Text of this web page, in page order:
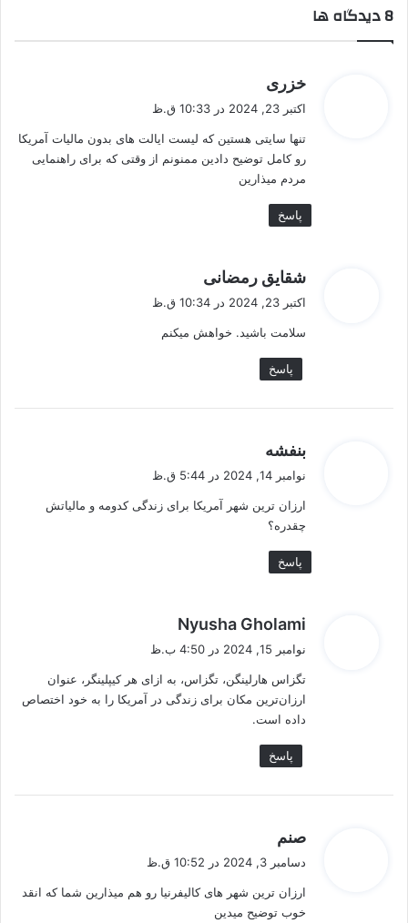
‫8 دیدگاه ها
خزری
:
اکتبر 23, 2024 در 10:33 ق.ظ
تنها سایتی هستین که لیست ایالت های بدون مالیات آمریکا
رو کامل توضیح دادین ممنونم از وقتی که برای راهنمایی
مردم میذارین
پاسخ
شقایق رمضانی
:
اکتبر 23, 2024 در 10:34 ق.ظ
سلامت باشید. خواهش میکنم
پاسخ
بنفشه
:
نوامبر 14, 2024 در 5:44 ق.ظ
ارزان ترین شهر آمریکا برای زندگی کدومه و مالیاتش
چقدره؟
پاسخ
Nyusha Gholami
:
نوامبر 15, 2024 در 4:50 ب.ظ
تگزاس هارلینگن، تگزاس، به ازای هر کیپلینگر، عنوان
ارزان‌ترین مکان برای زندگی در آمریکا را به خود اختصاص
داده است.
پاسخ
صنم
:
دسامبر 3, 2024 در 10:52 ق.ظ
ارزان ترین شهر های کالیفرنیا رو هم میذارین شما که انقد
خوب توضیح میدین